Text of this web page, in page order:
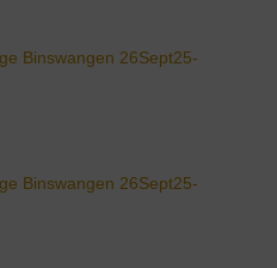
Binswangen 26Sept25-
Binswangen 26Sept25-